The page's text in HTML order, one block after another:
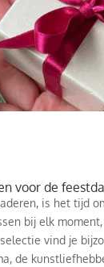
voor de
is het tijd
bij elk
vind je
de